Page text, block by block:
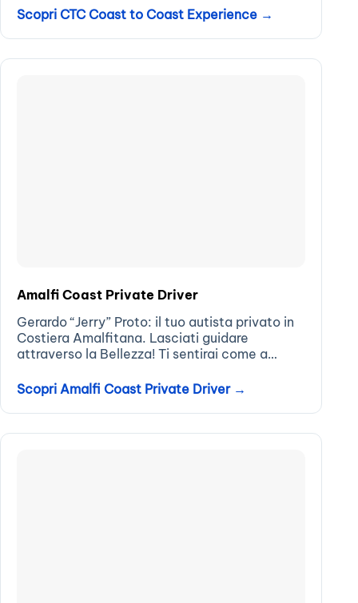
Scopri CTC Coast to Coast Experience →
Amalfi Coast Private Driver
Gerardo “Jerry” Proto: il tuo autista privato in
Costiera Amalfitana. Lasciati guidare
attraverso la Bellezza! Ti sentirai come a
Scopri Amalfi Coast Private Driver →